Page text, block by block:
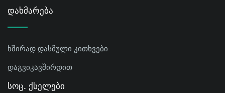
Დახმარება
ხშირად დასმული კითხვები
დაგვიკავშირდით
Სოც. Ქსელები